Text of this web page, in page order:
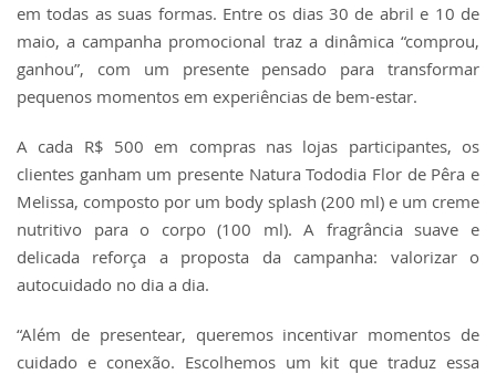
em todas as suas formas. Entre os dias 30 de abril e 10 de
maio, a campanha promocional traz a dinâmica “comprou,
ganhou”, com um presente pensado para transformar
pequenos momentos em experiências de bem-estar.
A cada R$ 500 em compras nas lojas participantes, os
clientes ganham um presente Natura Tododia Flor de Pêra e
Melissa, composto por um body splash (200 ml) e um creme
nutritivo para o corpo (100 ml). A fragrância suave e
delicada reforça a proposta da campanha: valorizar o
autocuidado no dia a dia.
“Além de presentear, queremos incentivar momentos de
cuidado e conexão. Escolhemos um kit que traduz essa